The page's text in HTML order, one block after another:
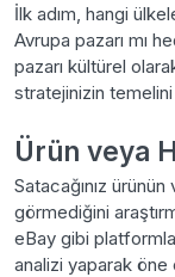
İlk adım, hangi
Avrupa pazarı mı
pazarı kültürel
stratejinizin
Ürün veya
Satacağınız
görmediğini
eBay gibi
analizi yaparak öne